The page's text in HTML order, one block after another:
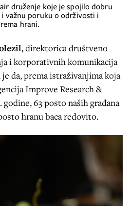
druženje koje je spojilo dobru
važnu poruku o održivosti i
hrani.
, direktorica društveno
i korporativnih komunikacija
da, prema istraživanjima koja
Improve Research &
godine, 63 posto naših građana
hranu baca redovito.